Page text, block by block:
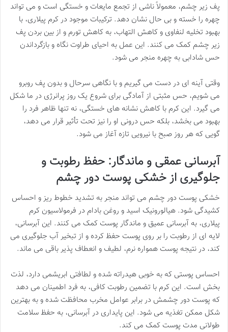
پف زیر چشم، معمولاً ناشی از تجمع مایعات و خستگی است و می تواند
چهره را خسته و بی حال نشان دهد. ترکیبات موجود در کرم پیلاری، با
بهبود تخلیه لنفاوی و کاهش التهاب، به کاهش تورم و از بین بردن پف
زیر چشم کمک می کنند. این عمل به احیای طراوت نگاه و بازگرداندن
حس شادابی به چهره منجر می شود.
وقتی آینه ای در دست می گیریم و با نگاهی سرحال و بدون پف روبرو
می شویم، حس مثبتی از آمادگی برای شروع یک روز پرانرژی در ما شکل
می گیرد. این کرم با کاهش نشانه های خستگی، نه تنها ظاهر فرد را
بهبود می بخشد، بلکه حس درونی او را نیز تحت تأثیر قرار می دهد،
گویی که هر روز صبح با نیرویی تازه آغاز می شود.
آبرسانی عمقی و ماندگار: حفظ رطوبت و
جلوگیری از خشکی پوست دور چشم
خشکی پوست دور چشم می تواند منجر به تشدید خطوط ریز و احساس
کشیدگی شود. هیالورونیک اسید و روغن بادام در فرمولاسیون کرم
پیلاری، به آبرسانی عمیق و ماندگار پوست کمک می کنند. این آبرسانی،
لایه ای از رطوبت را بر روی پوست حفظ کرده و از تبخیر آب جلوگیری می
کند، در نتیجه پوست همواره نرم، لطیف و انعطاف پذیر باقی می ماند.
احساس پوستی که به خوبی هیدراته شده و لطافتی ابریشمی دارد، لذت
بخش است. این کرم با تضمین رطوبت کافی، به فرد اطمینان می دهد
که پوست دور چشمش در برابر عوامل مخرب محافظت شده و به بهترین
شکل ممکن تغذیه می شود. این پایداری در آبرسانی، به حفظ سلامت
طولانی مدت پوست کمک می کند.